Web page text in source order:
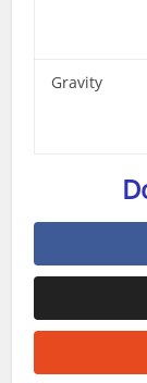
Gravity